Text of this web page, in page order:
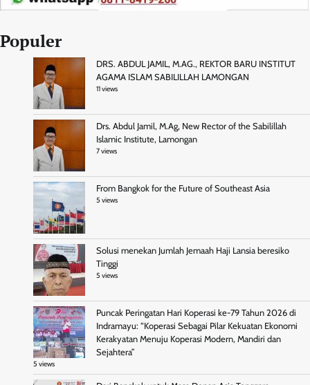
Populer
DRS. ABDUL JAMIL, M.AG., REKTOR BARU INSTITUT
AGAMA ISLAM SABILILLAH LAMONGAN
11 views
Drs. Abdul Jamil, M.Ag, New Rector of the Sabilillah
Islamic Institute, Lamongan
7 views
From Bangkok for the Future of Southeast Asia
5 views
Solusi menekan Jumlah Jemaah Haji Lansia beresiko
Tinggi
5 views
Puncak Peringatan Hari Koperasi ke-79 Tahun 2026 di
Indramayu: “Koperasi Sebagai Pilar Kekuatan Ekonomi
Kerakyatan Menuju Koperasi Modern, Mandiri dan
Sejahtera”
5 views